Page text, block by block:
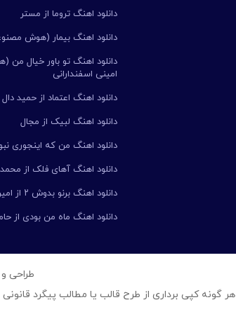
دانلود اهنگ تروما از مستر
دانلود اهنگ بیمار (هوش
دانلود اهنگ تو باور خیال
امینی اسفندارانی
دانلود اهنگ اعتماد از حمید دال
دانلود اهنگ لبیک از مجال
دانلود اهنگ من که اینجوری
دانلود اهنگ آهای فلک از
دانلود اهنگ برنو بدوش ۲ از امیر خجسته
دانلود اهنگ ماه من بودی از
طراحی و
هر گونه کپی برداری از طرح قالب یا مطالب پیگرد